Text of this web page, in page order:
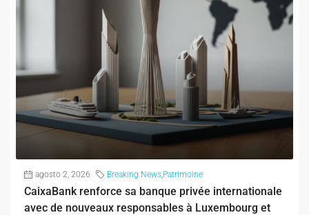
agosto 2, 2026 Breaking News Patrimoine
CaixaBank renforce sa banque privée internationale
avec de nouveaux responsables à Luxembourg et